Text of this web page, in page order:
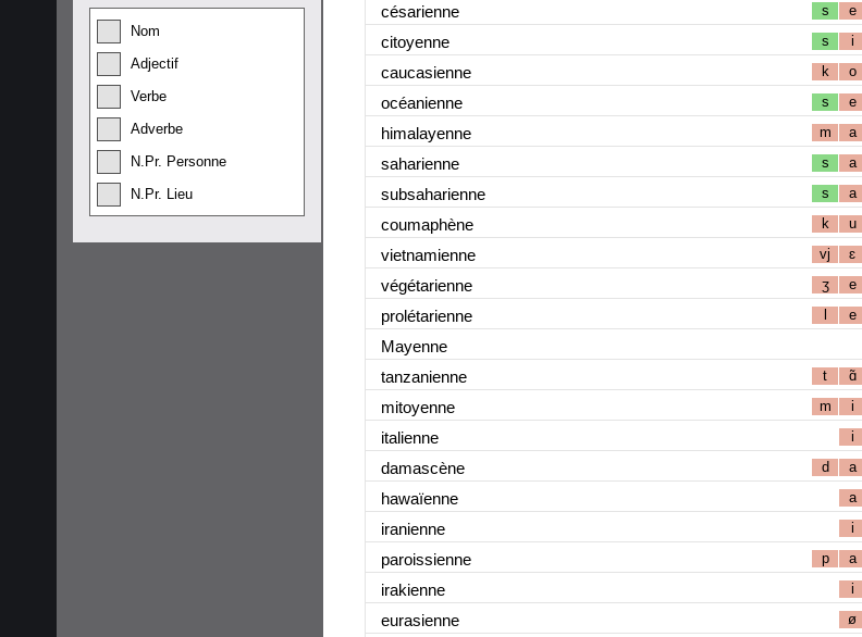
Nom
Adjectif
Verbe
Adverbe
N.Pr. Personne
N.Pr. Lieu
césarienne s e
citoyenne s i
caucasienne k o
océanienne s e
himalayenne m a
saharienne s a
subsaharienne s a
coumaphène k u
vietnamienne vj ɛ
végétarienne ʒ e
prolétarienne l e
Mayenne
tanzanienne t ɑ̃
mitoyenne m i
italienne i
damascène d a
hawaïenne a
iranienne i
paroissienne p a
irakienne i
eurasienne ø